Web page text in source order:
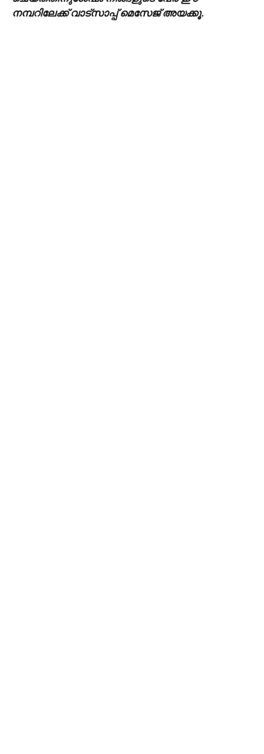
നമ്പറിലേക്ക് വാട്സാപ്പ് മെസേജ് അയക്കൂ.